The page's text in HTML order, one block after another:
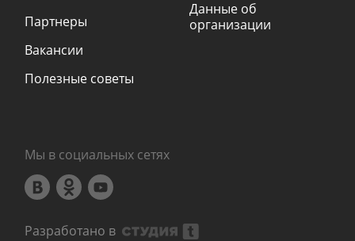
Партнеры
Вакансии
Полезные советы
Данные об
организации
Мы в социальных сетях
Разработано в